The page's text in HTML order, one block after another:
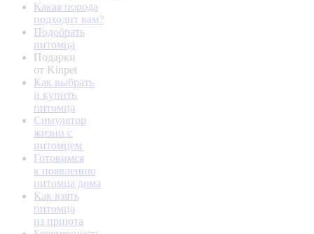
Какая порода
подходит вам?
Подобрать
питомца
Подарки
от Kinpet
Как выбрать
и купить
питомца
Симулятор
жизни с
питомцем
Готовимся
к появлению
питомца дома
Как взять
питомца
из приюта